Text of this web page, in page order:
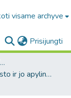
visame archyve
Prisijungti
4.3. Vaizdiniai dokumentai / Visual documents
Palanga : miesto ir jo apylinkių fotografinių atvirukų kolekcija, [1890-1988]